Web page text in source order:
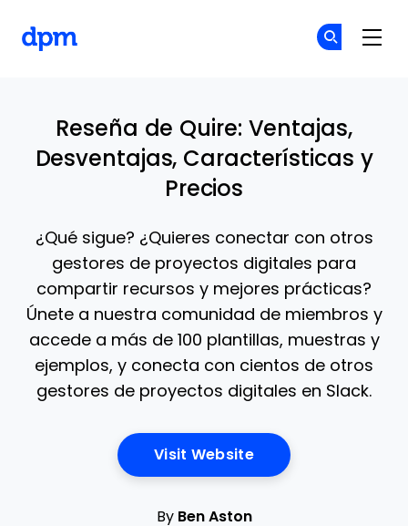
Reseña de Quire: Ventajas,
Desventajas, Características y
Precios
¿Qué sigue? ¿Quieres conectar con otros
gestores de proyectos digitales para
compartir recursos y mejores prácticas?
Únete a nuestra comunidad de miembros y
accede a más de 100 plantillas, muestras y
ejemplos, y conecta con cientos de otros
gestores de proyectos digitales en Slack.
Visit WebsiteOpens New Window
By Ben Aston